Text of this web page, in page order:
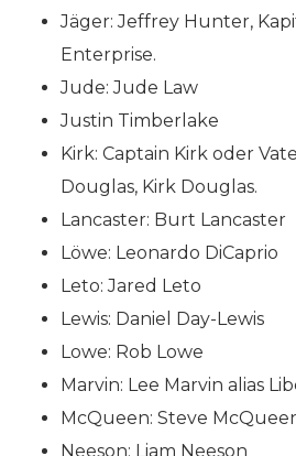
Jäger: Jeffrey Hunter,
Enterprise.
Jude: Jude Law
Justin Timberlake
Kirk: Captain Kirk oder
Douglas, Kirk Douglas.
Lancaster: Burt Lancaster
Löwe: Leonardo DiCaprio
Leto: Jared Leto
Lewis: Daniel Day-Lewis
Lowe: Rob Lowe
Marvin: Lee Marvin alias
McQueen: Steve
Neeson: Liam Neeson